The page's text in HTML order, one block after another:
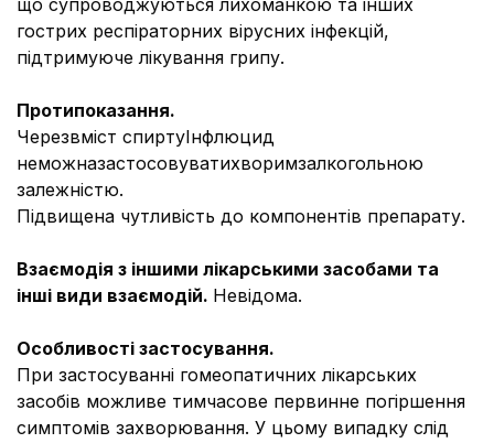
що супроводжуються лихоманкою та інших
гострих респіраторних вірусних інфекцій,
підтримуюче лікування грипу.
Протипоказання.
Черезвміст спиртуІнфлюцид
неможназастосовуватихворимзалкогольною
залежністю.
Підвищена чутливість до компонентів препарату.
Взаємодія з іншими лікарськими засобами та
інші види взаємодій. Невідома.
Особливості застосування.
При застосуванні гомеопатичних лікарських
засобів можливе тимчасове первинне погіршення
симптомів захворювання. У цьому випадку слід